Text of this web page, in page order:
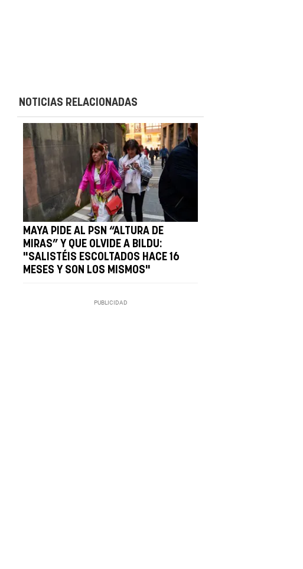
NOTICIAS RELACIONADAS
MAYA PIDE AL PSN “ALTURA DE
MIRAS” Y QUE OLVIDE A BILDU:
"SALISTÉIS ESCOLTADOS HACE 16
MESES Y SON LOS MISMOS"